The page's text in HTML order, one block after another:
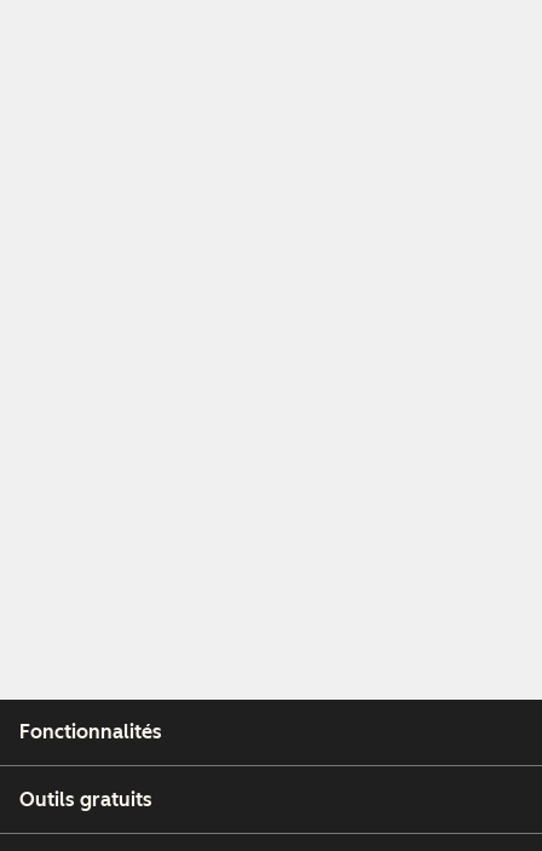
Fonctionnalités
Outils gratuits